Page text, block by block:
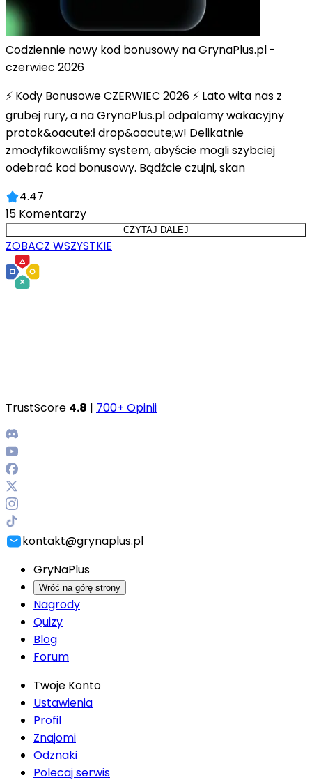
Codziennie nowy kod bonusowy na GrynaPlus.pl -
czerwiec 2026
⚡ Kody Bonusowe CZERWIEC 2026 ⚡ Lato wita nas z
grubej rury, a na GrynaPlus.pl odpalamy wakacyjny
protok&oacute;ł drop&oacute;w! Delikatnie
zmodyfikowaliśmy system, abyście mogli szybciej
odebrać kod bonusowy. Bądźcie czujni, skan
4.47
15 Komentarzy
CZYTAJ DALEJ
ZOBACZ WSZYSTKIE
TrustScore 4.8 | 700+ Opinii
kontakt@grynaplus.pl
GryNaPlus
Wróć na górę strony
Nagrody
Quizy
Blog
Forum
Twoje Konto
Ustawienia
Profil
Znajomi
Odznaki
Polecaj serwis